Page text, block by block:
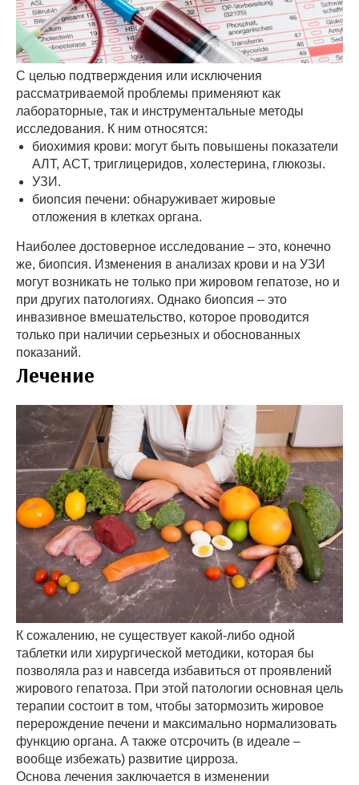
С целью подтверждения или исключения
рассматриваемой проблемы применяют как
лабораторные, так и инструментальные методы
исследования. К ним относятся:
биохимия крови: могут быть повышены показатели
АЛТ, ACT, триглицеридов, холестерина, глюкозы.
УЗИ.
биопсия печени: обнаруживает жировые
отложения в клетках органа.
Наиболее достоверное исследование – это, конечно
же, биопсия. Изменения в анализах крови и на УЗИ
могут возникать не только при жировом гепатозе, но и
при других патологиях. Однако биопсия – это
инвазивное вмешательство, которое проводится
только при наличии серьезных и обоснованных
показаний.
Лечение
К сожалению, не существует какой-либо одной
таблетки или хирургической методики, которая бы
позволяла раз и навсегда избавиться от проявлений
жирового гепатоза. При этой патологии основная цель
терапии состоит в том, чтобы затормозить жировое
перерождение печени и максимально нормализовать
функцию органа. А также отсрочить (в идеале –
вообще избежать) развитие цирроза.
Основа лечения заключается в изменении